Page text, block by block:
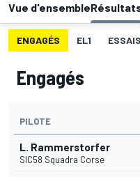
Vue d'ensemble
ENGAGÉS EL1 ESSAIS
Engagés
PILOTE
L. Rammerstorfer
SIC58 Squadra Corse